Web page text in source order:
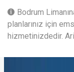
Bodrum
planlarınız için
hizmetinizdedir.